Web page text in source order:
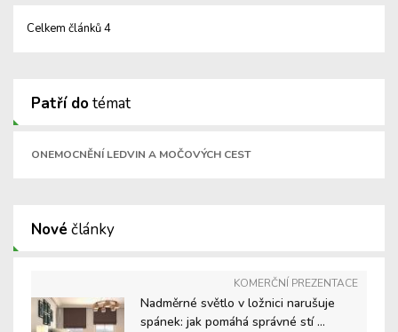
Celkem článků 4
Patří dotémat
ONEMOCNĚNÍ LEDVIN A MOČOVÝCH CEST
Nové články
KOMERČNÍ PREZENTACE
Nadměrné světlo v ložnici narušuje
spánek: jak pomáhá správné stí ...